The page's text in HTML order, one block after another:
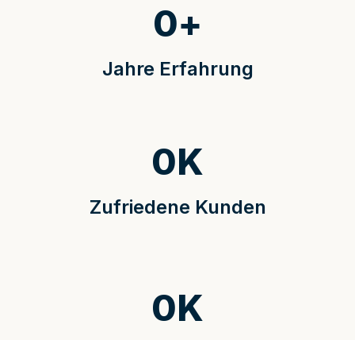
Jahre Erfahrung
0+
Zufriedene Kunden
0K
0K